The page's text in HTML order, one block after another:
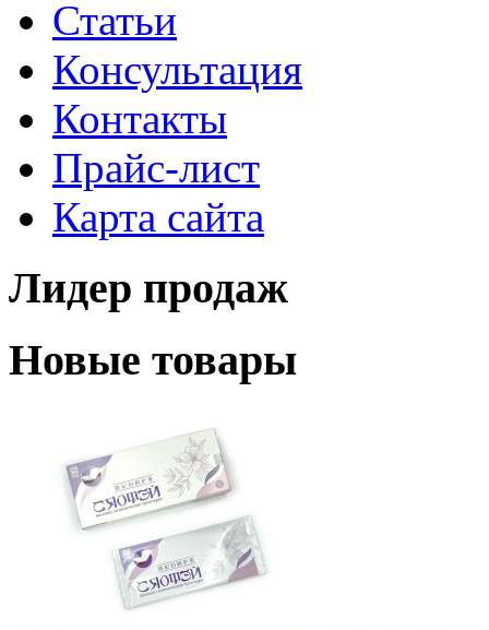
Статьи
Консультация
Контакты
Прайс-лист
Карта сайта
Лидер продаж
Новые товары